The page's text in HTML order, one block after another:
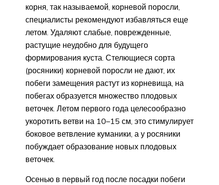
корня, так называемой, корневой поросли,
специалисты рекомендуют избавляться еще
летом. Удаляют слабые, поврежденные,
растущие неудобно для будущего
формирования куста. Стелющиеся сорта
(росяники) корневой поросли не дают, их
побеги замещения растут из корневища, на
побегах образуется множество плодовых
веточек. Летом первого года целесообразно
укоротить ветви на 10–15 см, это стимулирует
боковое ветвление куманики, а у росяники
побуждает образование новых плодовых
веточек.
Осенью в первый год после посадки побеги